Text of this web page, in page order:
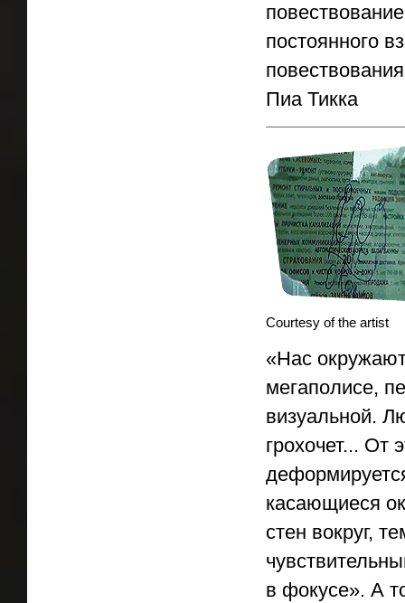
постоянного
Пиа Тикка
Courtesy of the artist
«Нас
мегаполисе,
визуальной.
грохочет... От
касающиеся
стен вокруг,
в фокусе». А